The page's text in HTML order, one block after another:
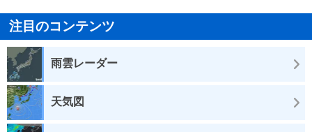
注目のコンテンツ
雨雲レーダー
天気図